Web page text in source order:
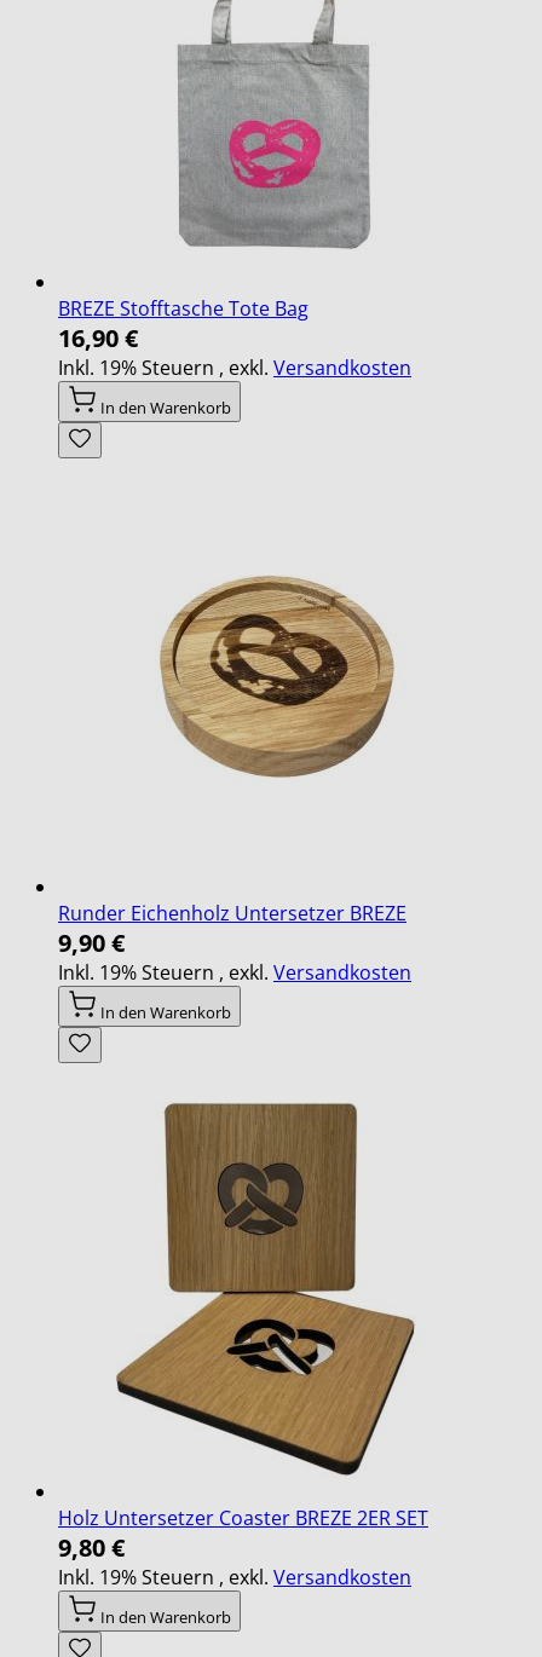
BREZE Stofftasche Tote Bag
16,90 €
Inkl. 19% Steuern , exkl. Versandkosten
In den Warenkorb
Runder Eichenholz Untersetzer BREZE
9,90 €
Inkl. 19% Steuern , exkl. Versandkosten
In den Warenkorb
Holz Untersetzer Coaster BREZE 2ER SET
9,80 €
Inkl. 19% Steuern , exkl. Versandkosten
In den Warenkorb